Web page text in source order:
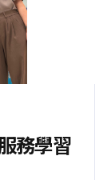
務學習